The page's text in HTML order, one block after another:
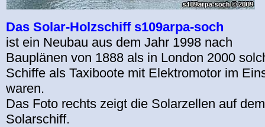
Das Solar-Holzschiff s109arpa-soch
ist ein Neubau aus dem Jahr 1998 nach
Bauplänen von 1888 als in London 2000
Schiffe als Taxiboote mit Elektromotor im
waren.
Das Foto rechts zeigt die Solarzellen auf
Solarschiff.